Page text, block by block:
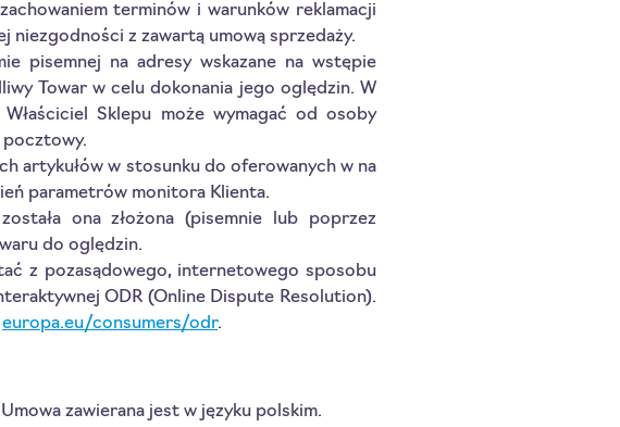
terminów i warunków reklamacji
niezgodności z zawartą umową sprzedaży.
pisemnej na adresy wskazane na wstępie
Towar w celu dokonania jego oględzin. W
Sklepu może wymagać od osoby
pocztowy.
artykułów w stosunku do oferowanych w na
parametrów monitora Klienta.
ona złożona (pisemnie lub poprzez
do oględzin.
z pozasądowego, internetowego sposobu
ODR (Online Dispute Resolution).
europa.eu/consumers/odr.
zawierana jest w języku polskim.